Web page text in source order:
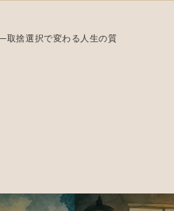
取捨選択で変わる人生の質